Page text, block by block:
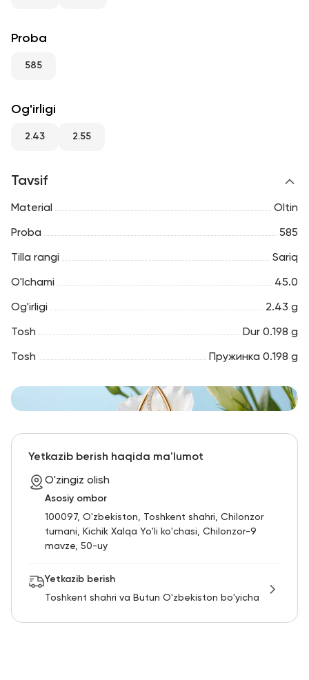
Proba
585
Og'irligi
2.43 2.55
Tavsif
Material Oltin
Proba 585
Tilla rangi Sariq
O'lchami 45.0
Og'irligi 2.43 g
Tosh Dur 0.198 g
Tosh Пружинка 0.198 g
Yetkazib berish haqida ma'lumot
O'zingiz olish
Asosiy ombor
100097, O'zbekiston, Toshkent shahri, Chilonzor
tumani, Kichik Xalqa Yo'li ko'chasi, Chilonzor-9
mavze, 50-uy
Yetkazib berish
Toshkent shahri va Butun O'zbekiston bo'yicha